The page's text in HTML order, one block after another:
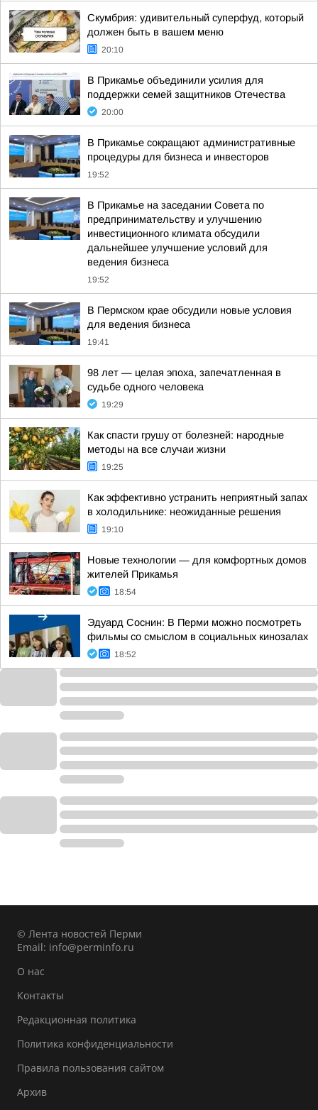
Скумбрия: удивительный суперфуд, который
должен быть в вашем меню
20:10
В Прикамье объединили усилия для
поддержки семей защитников Отечества
20:00
В Прикамье сокращают административные
процедуры для бизнеса и инвесторов
19:52
В Прикамье на заседании Совета по
предпринимательству и улучшению
инвестиционного климата обсудили
дальнейшее улучшение условий для
ведения бизнеса
19:52
В Пермском крае обсудили новые условия
для ведения бизнеса
19:41
98 лет — целая эпоха, запечатленная в
судьбе одного человека
19:29
Как спасти грушу от болезней: народные
методы на все случаи жизни
19:25
Как эффективно устранить неприятный запах
в холодильнике: неожиданные решения
19:10
Новые технологии — для комфортных домов
жителей Прикамья
18:54
Эдуард Соснин: В Перми можно посмотреть
фильмы со смыслом в социальных кинозалах
18:52
© Лента новостей Перми
Email: info@perminfo.ru
О нас
Контакты
Редакционная политика
Политика конфиденциальности
Правила пользования сайтом
Архив